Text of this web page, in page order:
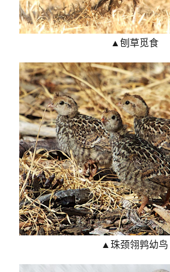
▲刨草觅食
▲珠颈翎鹑幼鸟